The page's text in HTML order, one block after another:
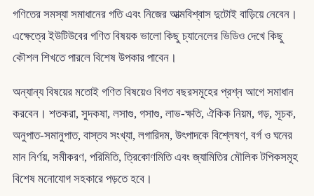
গণিতের সমস্যা সমাধানের গতি এবং নিজের আত্মবিশ্বাস দুটোই বাড়িয়ে নেবেন।
এক্ষেত্রে ইউটিউবের গণিত বিষয়ক ভালো কিছু চ্যানেলের ভিডিও দেখে কিছু
কৌশল শিখতে পারলে বিশেষ উপকার পাবেন।
অন্যান্য বিষয়ের মতোই গণিত বিষয়েও বিগত বছরসমূহের প্রশ্ন আগে সমাধান
করবেন। শতকরা, সুদকষা, লসাগু, গসাগু, লাভ-ক্ষতি, ঐকিক নিয়ম, গড়, সূচক,
অনুপাত-সমানুপাত, বাস্তব সংখ্যা, লগারিদম, উৎপাদকে বিশ্লেষণ, বর্গ ও ঘনের
মান নির্ণয়, সমীকরণ, পরিমিতি, ত্রিকোণমিতি এবং জ্যামিতির মৌলিক টপিকসমূহ
বিশেষ মনোযোগ সহকারে পড়তে হবে।